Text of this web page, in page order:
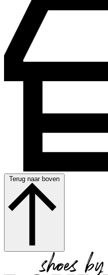
Terug naar boven